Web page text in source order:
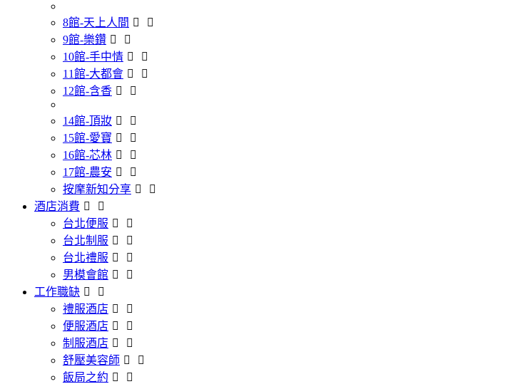
8館-天上人間
9館-樂鑽
10館-手中情
11館-大都會
12館-含香
14館-頂妝
15館-愛寶
16館-芯林
17館-農安
按摩新知分享
酒店消費
台北便服
台北制服
台北禮服
男模會館
工作職缺
禮服酒店
便服酒店
制服酒店
舒壓美容師
飯局之約